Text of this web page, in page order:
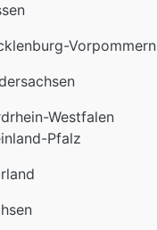
Vorpommern
Westfalen
Pfalz